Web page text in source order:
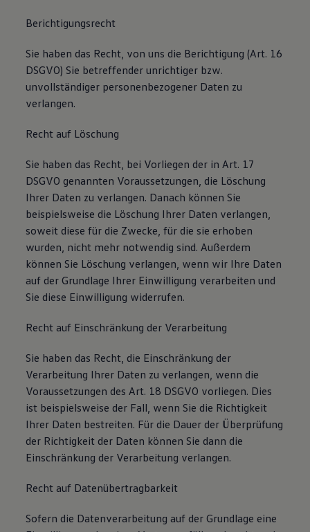
Berichtigungsrecht
Sie haben das Recht, von uns die Berichtigung (Art. 16
DSGVO) Sie betreffender unrichtiger bzw.
unvollständiger personenbezogener Daten zu
verlangen.
Recht auf Löschung
Sie haben das Recht, bei Vorliegen der in Art. 17
DSGVO genannten Voraussetzungen, die Löschung
Ihrer Daten zu verlangen. Danach können Sie
beispielsweise die Löschung Ihrer Daten verlangen,
soweit diese für die Zwecke, für die sie erhoben
wurden, nicht mehr notwendig sind. Außerdem
können Sie Löschung verlangen, wenn wir Ihre Daten
auf der Grundlage Ihrer Einwilligung verarbeiten und
Sie diese Einwilligung widerrufen.
Recht auf Einschränkung der Verarbeitung
Sie haben das Recht, die Einschränkung der
Verarbeitung Ihrer Daten zu verlangen, wenn die
Voraussetzungen des Art. 18 DSGVO vorliegen. Dies
ist beispielsweise der Fall, wenn Sie die Richtigkeit
Ihrer Daten bestreiten. Für die Dauer der Überprüfung
der Richtigkeit der Daten können Sie dann die
Einschränkung der Verarbeitung verlangen.
Recht auf Datenübertragbarkeit
Sofern die Datenverarbeitung auf der Grundlage eine